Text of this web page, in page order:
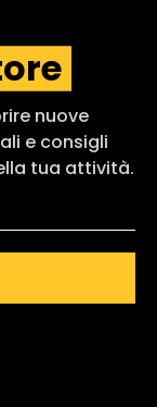
nuove
e consigli
tua attività.